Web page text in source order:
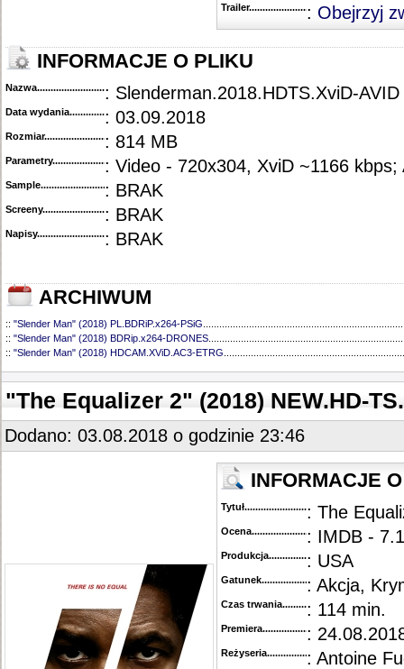
Trailer...........................................
: Obejrzyj
INFORMACJE O PLIKU
Nazwa.............................................: Slenderman.2018.HDTS.XviD-AVID
Data wydania......................................
: 03.09.2018
Rozmiar...........................................
: 814 MB
Parametry.........................................: Video - 720x304, XviD ~1166
Sample............................................
: BRAK
Screeny...........................................
: BRAK
Napisy............................................
: BRAK
ARCHIWUM
:: "Slender Man" (2018) PL.BDRiP.x264-PSiG
:: "Slender Man" (2018) BDRip.x264-DRONES
:: "Slender Man" (2018) HDCAM.XViD.AC3-ETRG
"The Equalizer 2" (2018) NEW.HD-
Dodano: 03.08.2018 o godzinie 23:46
INFORMACJE
Tytuł............................................
: The
Ocena.............................................
: IMDB -
Produkcja.........................................
: USA
Gatunek...........................................
: Akcja,
Czas trwania......................................
: 114 min.
Premiera..........................................
:
Reżyseria........................................
: Antoine